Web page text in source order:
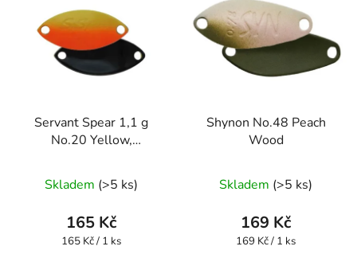
Servant Spear 1,1 g
No.20 Yellow,
Skladem (>5 ks)
165 Kč
Měrná
165 Kč / 1 ks
Shynon No.48 Peach
Wood
Skladem (>5 ks)
169 Kč
Měrná
169 Kč / 1 ks